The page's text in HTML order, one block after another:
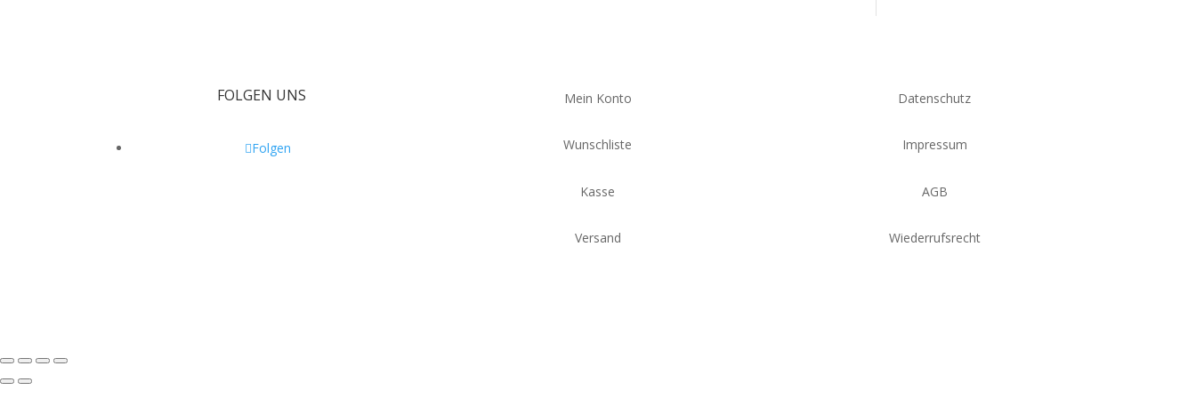
FOLGEN UNS
Folgen
Mein Konto
Wunschliste
Kasse
Versand
Datenschutz
Impressum
AGB
Wiederrufsrecht